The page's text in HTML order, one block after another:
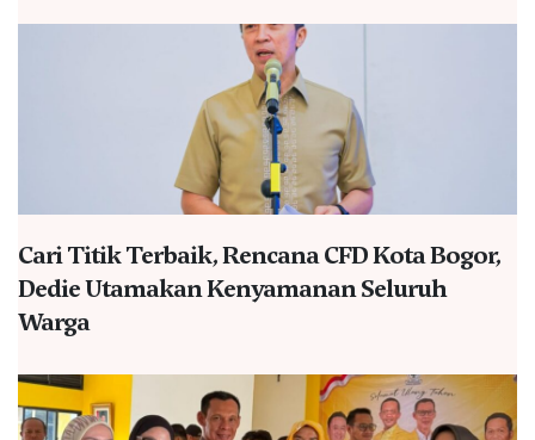
Cari Titik Terbaik, Rencana CFD Kota Bogor,
Dedie Utamakan Kenyamanan Seluruh
Warga